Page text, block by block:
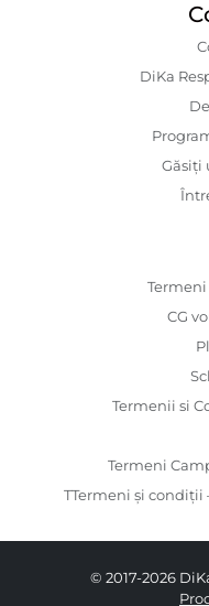
DiKa
Găsiți
CG
Termenii si
Termeni
TTermeni și condiții
© 2017-2026